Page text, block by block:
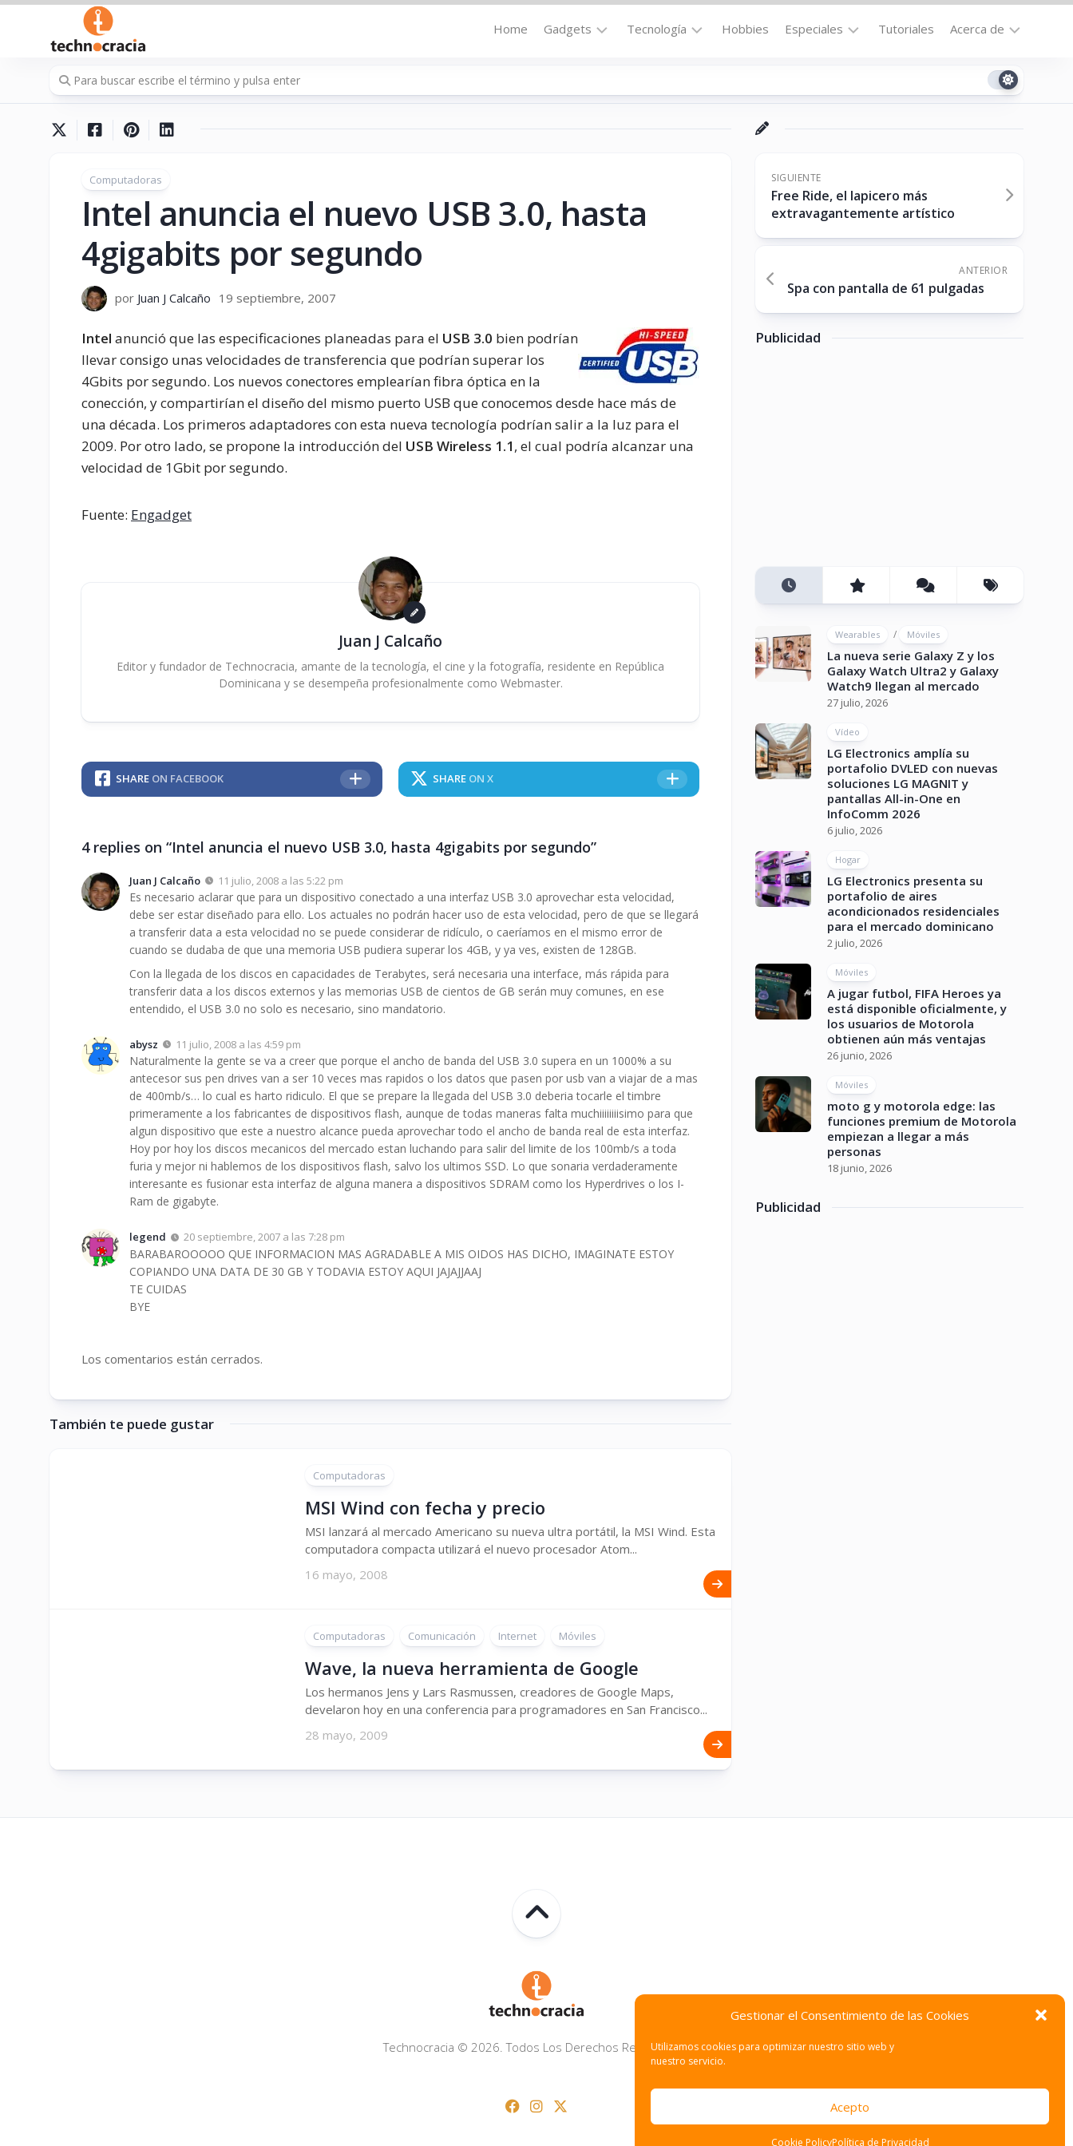
Gestionar el Consentimiento de las Cookies
Utilizamos cookies para optimizar nuestro sitio web y
nuestro servicio.
Acepto
Cookie PolicyPolítica de Privacidad
Saltar
contenido
Home Gadgets
Hogar
Tecnología
Vídeo
Hobbies Especiales
la
Destacados
Downloads
No-
Tutoriales Acerca de
Contacto
(US)
Computadoras
Intel anuncia el nuevo USB 3.0, hasta
4gigabits por segundo
por Juan J Calcaño 19 septiembre, 2007
Intel anunció que las especificaciones planeadas para el USB 3.0 bien podrían
llevar consigo unas velocidades de transferencia que podrían superar los
4Gbits por segundo. Los nuevos conectores emplearían fibra óptica en la
conección, y compartirían el diseño del mismo puerto USB que conocemos desde hace más de
una década. Los primeros adaptadores con esta nueva tecnología podrían salir a la luz para el
2009. Por otro lado, se propone la introducción del USB Wireless 1.1, el cual podría alcanzar una
velocidad de 1Gbit por segundo.
Fuente: Engadget
Juan J Calcaño
Editor y fundador de Technocracia, amante de la tecnología, el cine y la fotografía, residente en República
Dominicana y se desempeña profesionalmente como Webmaster.
SHARE ON FACEBOOK SHARE ON X
4 replies on “Intel anuncia el nuevo USB 3.0, hasta 4gigabits por segundo”
Juan J Calcaño 11 julio, 2008 a las 5:22 pm
Es necesario aclarar que para un dispositivo conectado a una interfaz USB 3.0 aprovechar esta velocidad,
debe ser estar diseñado para ello. Los actuales no podrán hacer uso de esta velocidad, pero de que se llegará
a transferir data a esta velocidad no se puede considerar de ridículo, o caeríamos en el mismo error de
cuando se dudaba de que una memoria USB pudiera superar los 4GB, y ya ves, existen de 128GB.
Con la llegada de los discos en capacidades de Terabytes, será necesaria una interface, más rápida para
transferir data a los discos externos y las memorias USB de cientos de GB serán muy comunes, en ese
entendido, el USB 3.0 no solo es necesario, sino mandatorio.
abysz 11 julio, 2008 a las 4:59 pm
Naturalmente la gente se va a creer que porque el ancho de banda del USB 3.0 supera en un 1000% a su
antecesor sus pen drives van a ser 10 veces mas rapidos o los datos que pasen por usb van a viajar de a mas
de 400mb/s… lo cual es harto ridiculo. El que se prepare la llegada del USB 3.0 deberia tocarle el timbre
primeramente a los fabricantes de dispositivos flash, aunque de todas maneras falta muchiiiiiiiisimo para que
algun dispositivo que este a nuestro alcance pueda aprovechar todo el ancho de banda real de esta interfaz.
Hoy por hoy los discos mecanicos del mercado estan luchando para salir del limite de los 100mb/s a toda
furia y mejor ni hablemos de los dispositivos flash, salvo los ultimos SSD. Lo que sonaria verdaderamente
interesante es fusionar esta interfaz de alguna manera a dispositivos SDRAM como los Hyperdrives o los I-
Ram de gigabyte.
legend 20 septiembre, 2007 a las 7:28 pm
BARABAROOOOO QUE INFORMACION MAS AGRADABLE A MIS OIDOS HAS DICHO, IMAGINATE ESTOY
COPIANDO UNA DATA DE 30 GB Y TODAVIA ESTOY AQUI JAJAJJAAJ
TE CUIDAS
BYE
Los comentarios están cerrados.
También te puede gustar
Computadoras
MSI Wind con fecha y precio
MSI lanzará al mercado Americano su nueva ultra portátil, la MSI Wind. Esta
computadora compacta utilizará el nuevo procesador Atom...
16 mayo, 2008
Computadoras Comunicación Internet Móviles
Wave, la nueva herramienta de Google
Los hermanos Jens y Lars Rasmussen, creadores de Google Maps,
develaron hoy en una conferencia para programadores en San Francisco...
28 mayo, 2009
SIGUIENTE
Free Ride, el lapicero más
extravagantemente artístico
ANTERIOR
Spa con pantalla de 61 pulgadas
Publicidad
Wearables / Móviles
La nueva serie Galaxy Z y los
Galaxy Watch Ultra2 y Galaxy
Watch9 llegan al mercado
27 julio, 2026
Vídeo
LG Electronics amplía su
portafolio DVLED con nuevas
soluciones LG MAGNIT y
pantallas All-in-One en
InfoComm 2026
6 julio, 2026
Hogar
LG Electronics presenta su
portafolio de aires
acondicionados residenciales
para el mercado dominicano
2 julio, 2026
Móviles
A jugar futbol, FIFA Heroes ya
está disponible oficialmente, y
los usuarios de Motorola
obtienen aún más ventajas
26 junio, 2026
Móviles
moto g y motorola edge: las
funciones premium de Motorola
empiezan a llegar a más
personas
18 junio, 2026
Publicidad
Technocracia © 2026. Todos Los Derechos Reservados.